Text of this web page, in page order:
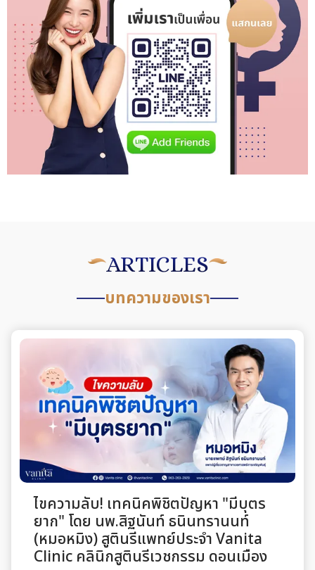
ARTICLES
บทความของเรา
ไขความลับ! เทคนิคพิชิตปัญหา "มีบุตร
ยาก" โดย นพ.สิฐนันท์ ธนินทรานนท์
(หมอหมิง) สูตินรีแพทย์ประจำ Vanita
Clinic คลินิกสูตินรีเวชกรรม ดอนเมือง